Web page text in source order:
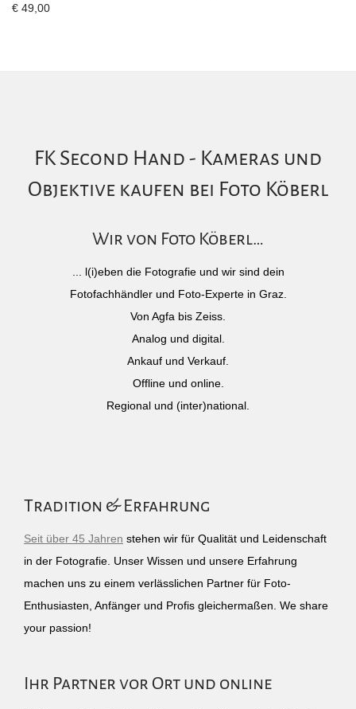
€ 49,00
FK Second Hand - Kameras und
Objektive kaufen bei Foto Köberl
Wir von Foto Köberl…
... l(i)eben die Fotografie und wir sind dein
Fotofachhändler und Foto-Experte in Graz.
Von Agfa bis Zeiss.
Analog und digital.
Ankauf und Verkauf.
Offline und online.
Regional und (inter)national.
Tradition & Erfahrung
Seit über 45 Jahren stehen wir für Qualität und Leidenschaft
in der Fotografie. Unser Wissen und unsere Erfahrung
machen uns zu einem verlässlichen Partner für Foto-
Enthusiasten, Anfänger und Profis gleichermaßen. We share
your passion!
Ihr Partner vor Ort und online